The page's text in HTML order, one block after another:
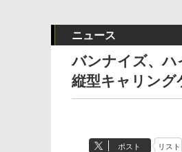
ニュース
バンナイズ、ハ
縦型キャリング
ポスト リスト